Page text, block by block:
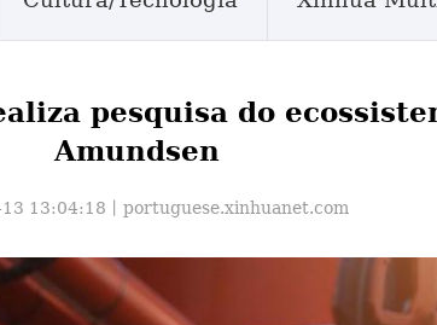
pesquisa do
Amundsen
13:04:18丨 portuguese.xinhuanet.com